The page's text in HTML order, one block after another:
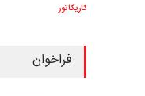
کاریکاتور
فراخوان